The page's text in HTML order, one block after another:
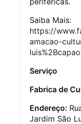
Saiba Mais:
https://
amacao-
Serviço
Fabrica de
Endereço:
Jardim São